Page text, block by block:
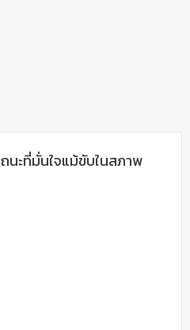
ะที่มั่นใจแม้ขับในสภาพ